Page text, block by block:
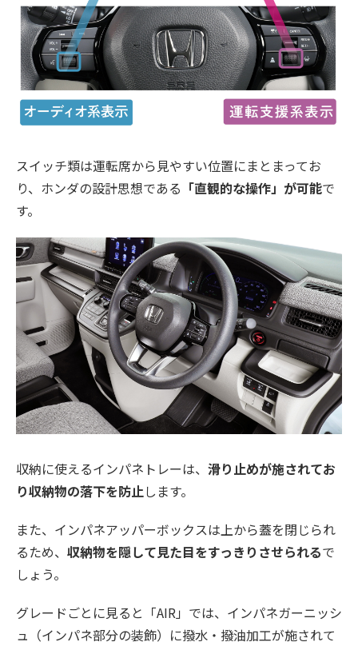
スイッチ類は運転席から見やすい位置にまとまってお
り、ホンダの設計思想である 「直観的な操作」が可能で
す。
収納に使えるインパネトレーは、 滑り止めが施されてお
り収納物の落下を防止します。
また、インパネアッパーボックスは上から蓋を閉じられ
るため、 収納物を隠して見た目をすっきりさせられるで
しょう。
グレードごとに見ると「AIR」では、インパネガーニッシ
ュ（インパネ部分の装飾）に撥水・撥油加工が施されて